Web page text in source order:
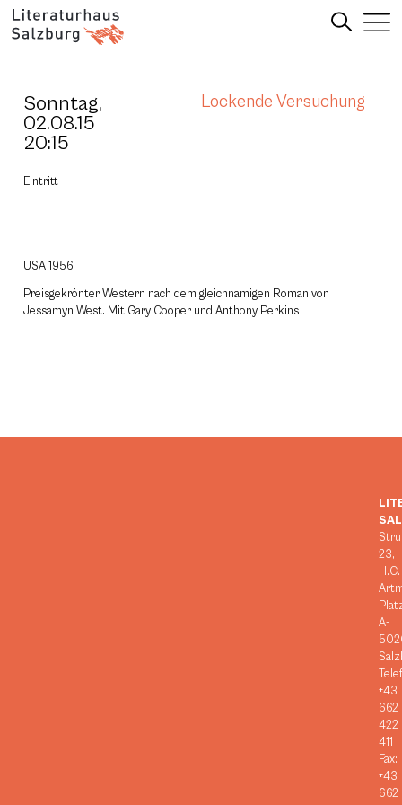
Sonntag,
02.08.15
20:15
Lockende Versuchung
Eintritt
USA 1956
Preisgekrönter Western nach dem gleichnamigen Roman von
Jessamyn West. Mit Gary Cooper und Anthony Perkins
23,
H.C.
A-
+43
662
422
411
Fax:
+43
662